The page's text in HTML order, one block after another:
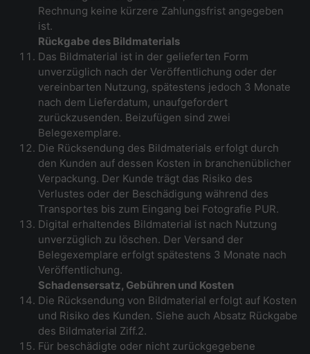
Rechnung keine kürzere Zahlungsfrist angegeben
ist.
Rückgabe des Bildmaterials
Das Bildmaterial ist in der gelieferten Form
unverzüglich nach der Veröffentlichung oder der
vereinbarten Nutzung, spätestens jedoch 3 Monate
nach dem Lieferdatum, unaufgefordert
zurückzusenden. Beizufügen sind zwei
Belegexemplare.
Die Rücksendung des Bildmaterials erfolgt durch
den Kunden auf dessen Kosten in branchenüblicher
Verpackung. Der Kunde trägt das Risiko des
Verlustes oder der Beschädigung während des
Transportes bis zum Eingang bei Fotografie PUR.
Digital erhaltendes Bildmaterial ist nach Nutzung
unverzüglich zu löschen. Der Versand der
Belegexemplare erfolgt spätestens 3 Monate nach
Veröffentlichung.
Schadensersatz, Gebühren und Kosten
Die Rücksendung von Bildmaterial erfolgt auf Kosten
und Risiko des Kunden. Siehe auch Absatz Rückgabe
des Bildmaterial Ziff.2.
Für beschädigte oder nicht zurückgegebene